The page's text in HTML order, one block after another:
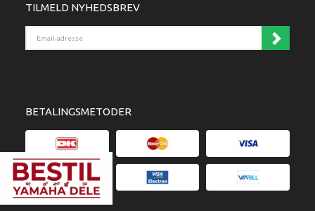
TILMELD NYHEDSBREV
BETALINGSMETODER